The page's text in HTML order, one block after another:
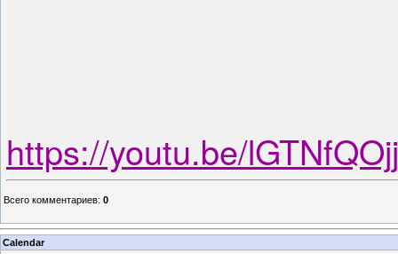
https://youtu.be/
Всего комментариев: 0
Calendar